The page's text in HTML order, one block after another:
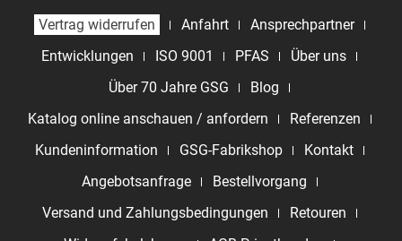
Vertrag widerrufen Anfahrt
Ansprechpartner
Entwicklungen
ISO 9001 PFAS
Über uns
Über 70 Jahre GSG
Blog
Katalog online anschauen / anfordern
Referenzen
Kundeninformation
GSG-Fabrikshop
Kontakt
Angebotsanfrage
Bestellvorgang
Versand und Zahlungsbedingungen
Retouren